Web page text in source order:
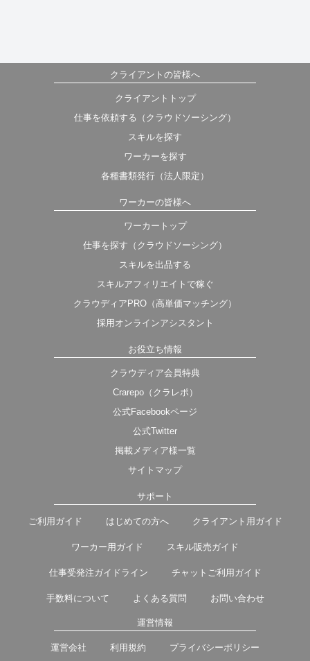
クライアントの皆様へ
クライアントトップ
仕事を依頼する（クラウドソーシング）
スキルを探す
ワーカーを探す
各種書類発行（法人限定）
ワーカーの皆様へ
ワーカートップ
仕事を探す（クラウドソーシング）
スキルを出品する
スキルアフィリエイトで稼ぐ
クラウディアPRO（高単価マッチング）
採用オンラインアシスタント
お役立ち情報
クラウディア会員特典
Crarepo（クラレポ）
公式Facebookページ
公式Twitter
掲載メディア様一覧
サイトマップ
サポート
ご利用ガイド はじめての方へ クライアント用ガイド
ワーカー用ガイド スキル販売ガイド
仕事受発注ガイドライン チャットご利用ガイド
手数料について よくある質問 お問い合わせ
運営情報
運営会社 利用規約 プライバシーポリシー